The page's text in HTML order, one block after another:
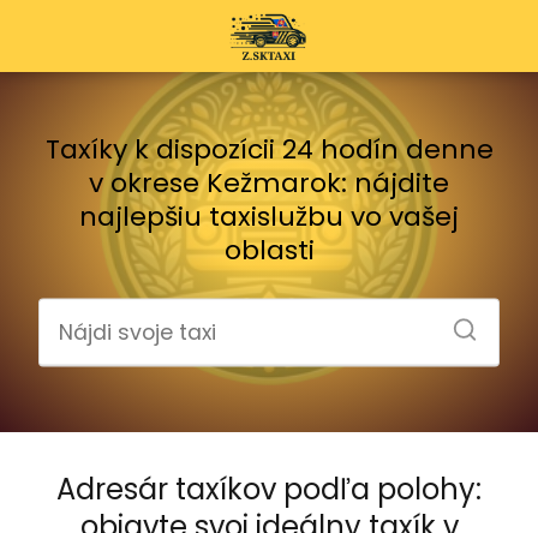
Taxíky k dispozícii 24 hodín denne
v okrese Kežmarok: nájdite
najlepšiu taxislužbu vo vašej
oblasti
Adresár taxíkov podľa polohy: